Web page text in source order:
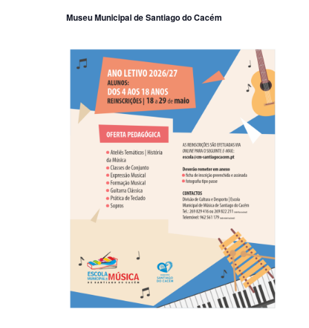
Museu Municipal de Santiago do Cacém